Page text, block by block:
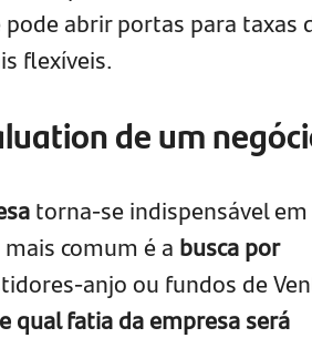
abrir portas para taxas
flexíveis.
de um
torna-se indispensável em
comum é a busca por
anjo ou fundos de
qual fatia da empresa será